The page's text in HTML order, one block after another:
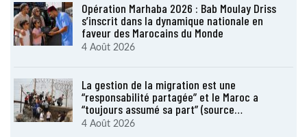
Opération Marhaba 2026 : Bab Moulay Driss
s’inscrit dans la dynamique nationale en
faveur des Marocains du Monde
4 Août 2026
La gestion de la migration est une
“responsabilité partagée” et le Maroc a
“toujours assumé sa part” (source…
4 Août 2026